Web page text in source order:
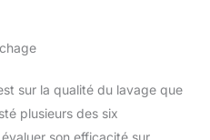
sur la qualité du lavage que
plusieurs des six
son efficacité sur